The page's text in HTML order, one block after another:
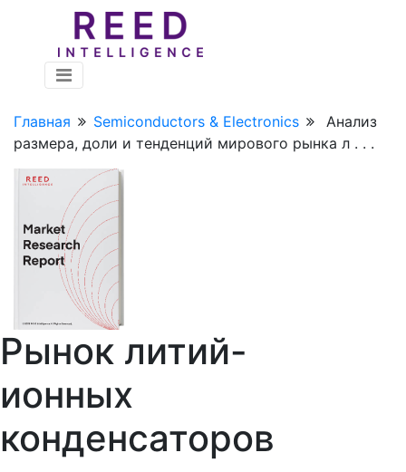
Главная Semiconductors & Electronics
Анализ
размера, доли и тенденций мирового рынка л . . .
Рынок литий-
ионных
конденсаторов